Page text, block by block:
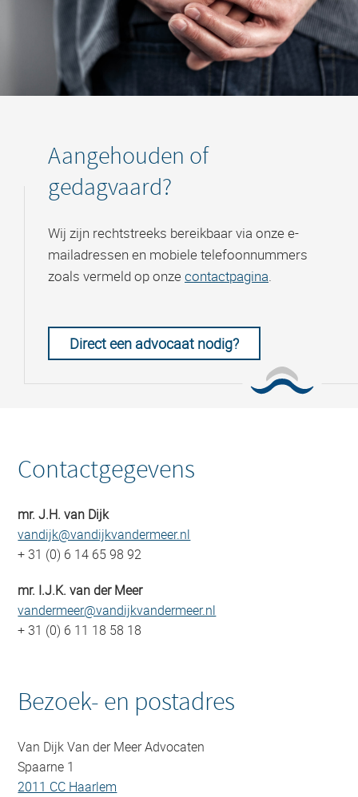
Aangehouden of
gedagvaard?
Wij zijn rechtstreeks bereikbaar via onze e-
mailadressen en mobiele telefoonnummers
zoals vermeld op onzecontactpagina.
Direct een advocaat nodig?
Contactgegevens
mr. J.H. van Dijk
vandijk@vandijkvandermeer.nl
+ 31 (0) 6 14 65 98 92
mr. I.J.K. van der Meer
vandermeer@vandijkvandermeer.nl
+ 31 (0) 6 11 18 58 18
Bezoek- en postadres
Van Dijk Van der Meer Advocaten
Spaarne 1
2011 CC Haarlem